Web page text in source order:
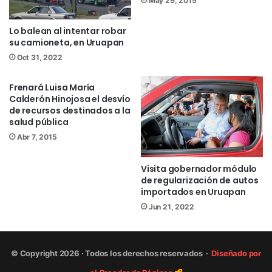
Twitter@NsintesisMich
Uruapan
Lo balean al intentar robar
su camioneta, en Uruapan
Oct 31, 2022
Frenará Luisa María
Calderón Hinojosa el desvío
de recursos destinados a la
salud pública
Abr 7, 2015
Visita gobernador módulo
de regularización de autos
importados en Uruapan
Jun 21, 2022
© Copyright 2026 · Todos los derechos reservados ·Diseñado por